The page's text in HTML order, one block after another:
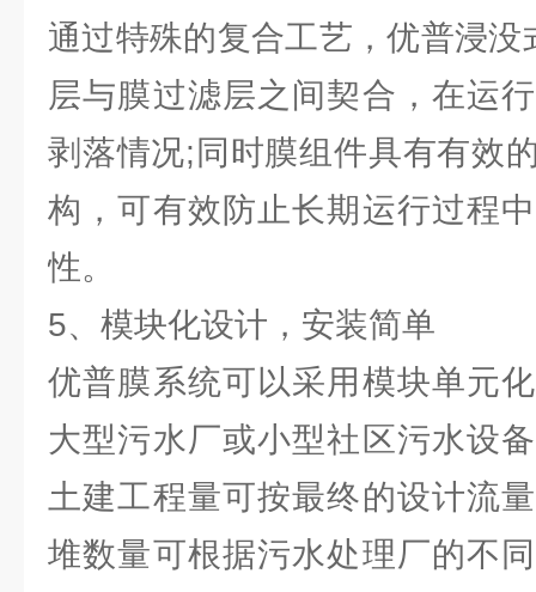
通过特殊的复合工艺，优普浸
层与膜过滤层之间契合，在运
剥落情况;同时膜组件具有有效
构，可有效防止长期运行过程
性。
5、模块化设计，安装简单
优普膜系统可以采用模块单元
大型污水厂或小型社区污水设
土建工程量可按最终的设计流
堆数量可根据污水处理厂的不